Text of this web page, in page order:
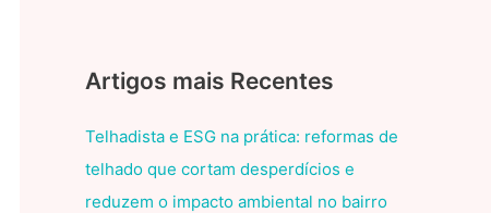
Artigos mais Recentes
Telhadista e ESG na prática: reformas de
telhado que cortam desperdícios e
reduzem o impacto ambiental no bairro